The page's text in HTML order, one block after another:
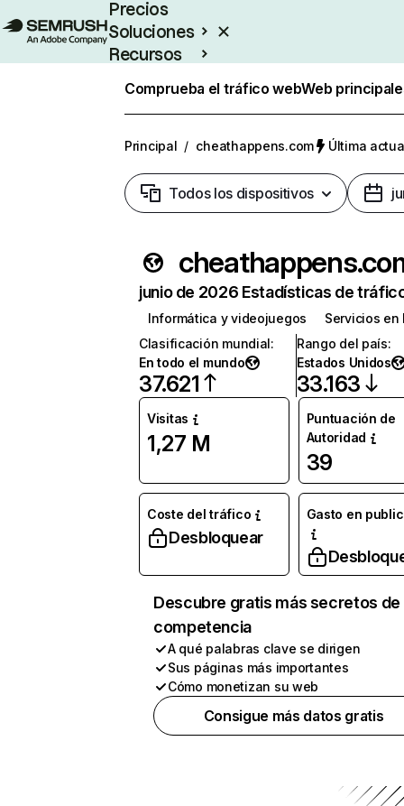
Precios
Soluciones
Recursos
Comprueba el tráfico webWeb
Principal / cheathappens.com Última
Todos los dispositivos
junio de 2026 Estadísticas de
Informática y videojuegos
Servicios en
Clasificación mundial:
En todo el mundo
37.621
Rango del país:
Estados Unidos
33.163
Visitas
1,27 M
Puntuación de
Autoridad
39
Coste del tráfico
Desbloquear
Gasto en
Descubre gratis más secretos de
competencia
A qué palabras clave se dirigen
Sus páginas más importantes
Cómo monetizan su web
Consigue más datos gratis